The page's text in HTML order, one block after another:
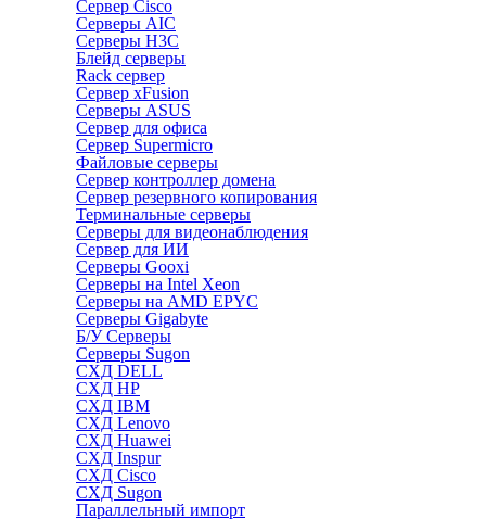
Сервер Cisco
Серверы AIC
Серверы H3C
Блейд серверы
Rack сервер
Сервер xFusion
Серверы ASUS
Сервер для офиса
Сервер Supermicro
Файловые серверы
Сервер контроллер домена
Сервер резервного копирования
Терминальные серверы
Серверы для видеонаблюдения
Сервер для ИИ
Серверы Gooxi
Серверы на Intel Xeon
Серверы на AMD EPYC
Серверы Gigabyte
Б/У Серверы
Серверы Sugon
СХД DELL
СХД HP
СХД IBM
СХД Lenovo
СХД Huawei
СХД Inspur
СХД Cisco
СХД Sugon
Параллельный импорт